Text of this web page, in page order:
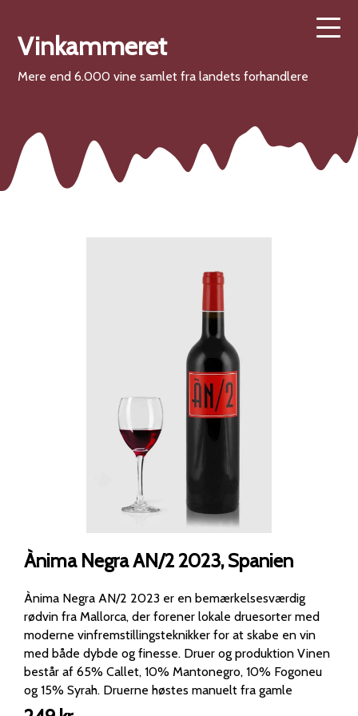
Vinkammeret
Mere end 6.000 vine samlet fra landets forhandlere
Ànima Negra AN/2 2023, Spanien
Ànima Negra AN/2 2023 er en bemærkelsesværdig
rødvin fra Mallorca, der forener lokale druesorter med
moderne vinfremstillingsteknikker for at skabe en vin
med både dybde og finesse. Druer og produktion Vinen
består af 65% Callet, 10% Mantonegro, 10% Fogoneu
og 15% Syrah. Druerne høstes manuelt fra gamle
vinstokke og fermenteres i rustfri stål- og cementtanke.